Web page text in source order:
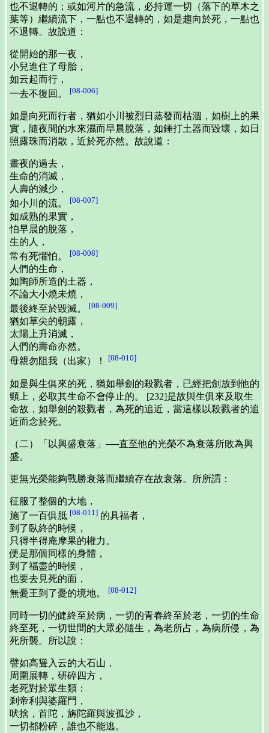
也不退轉的；或如河片的急流，必持運一切（落下的草木之
葉等）繼續流下，一點也不退轉的，如是趨向於死，一點也
不退轉。故說道：
從開始的那一夜，
小兒進住了母胎，
如云起而行，
一去不復回。
[08-006]
如是向死而行者，猶如小川被烈日蒸發而枯涸，如樹上的果
實，隨夜間的水來濕而早晨脫落，如錘打土器而毀壞，如日
照露珠而消散，近於死亦然。故說道：
晝夜的過去，
生命的消滅，
人壽的減少，
如小川的流。
[08-007]
如成熟的果實，
怕早晨的脫落，
生的人，
常有死懼怕。
[08-008]
人們的生命，
如陶師所造的土器，
不論大小燒未燒，
最後終至於毀滅。
[08-009]
猶如草尖的朝露，
太陽上升消滅，
人們的壽命亦然。
母親勿阻我（出家）！
[08-010]
如是與生俱來的死，猶如舉劍的殺戮者，已經把劍放到他的
頸上，必取其生命不會停止的。 [232]是故與生俱來及取生
命故，如舉劍的殺戮者，為死的追近，當這樣以殺戮者的追
近而念於死。
（二）「以興盛衰落」──直至他的光榮不為衰落所敗為興
盛。
更無光榮能夠戰勝衰落而繼續存在故衰落。所所謂：
征服了整個的大地，
施了一百俱胝 [08-011] 的具福者，
到了臥終的時候，
只得半得庵摩果的權力。
便是那個同樣的身體，
到了福盡的時候，
也要去見死的面，
無憂王到了憂的境地。
[08-012]
同時一切的健終至於病，一切的青春終至於老，一切的生命
終至死，一切世間的大眾必隨生，為老所占，為病所侵，為
死所襲。所以說：
譬如高聳入云的大石山，
周圍展轉，研碎四方，
老死對於眾生類：
剎帝利與婆羅門，
吠捨，首陀，旃陀羅與波孤沙，
一切都粉碎，誰也不能逃。